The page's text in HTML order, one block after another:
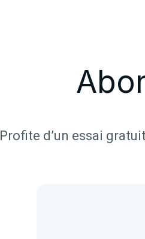
Profite d’un essai